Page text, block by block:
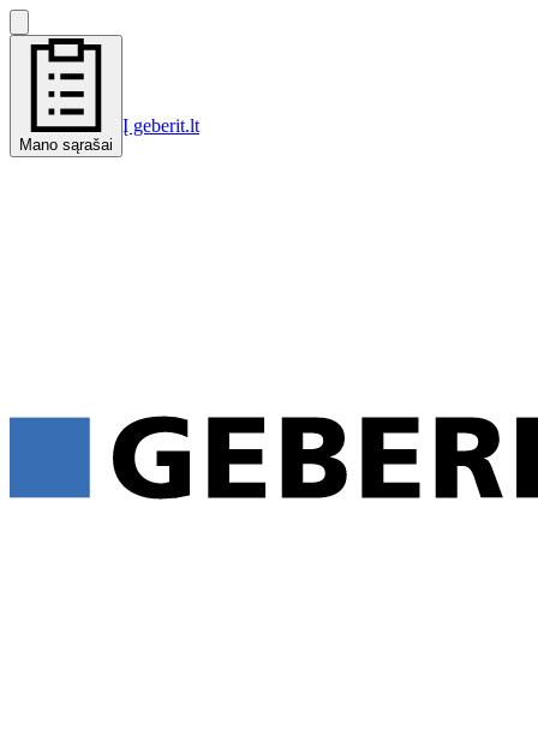
Mano sąrašai
Į geberit.lt